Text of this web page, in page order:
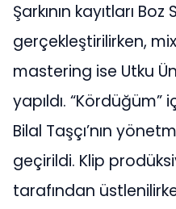
Şarkının kayıtları
gerçekleştirilirken,
mastering ise Utku
yapıldı. “Kördüğüm”
Bilal Taşçı’nın
geçirildi. Klip
tarafından